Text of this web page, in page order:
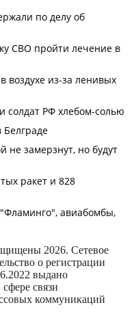
2026. Сетевое
о регистрации
выдано
связи
коммуникаций